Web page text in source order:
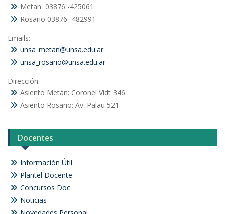
Metan 03876 -425061
Rosario 03876- 482991
Emails:
unsa_metan@unsa.edu.ar
unsa_rosario@unsa.edu.ar
Dirección:
Asiento Metán: Coronel Vidt 346
Asiento Rosario: Av. Palau 521
Docentes
Información Útil
Plantel Docente
Concursos Doc
Noticias